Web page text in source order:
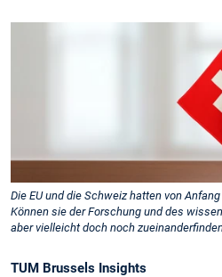
Die EU und die Schweiz hatten von
Können sie der Forschung und des
aber vielleicht doch noch
TUM Brussels Insights